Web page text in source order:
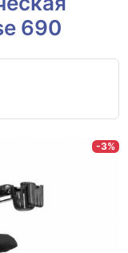
690
-3%